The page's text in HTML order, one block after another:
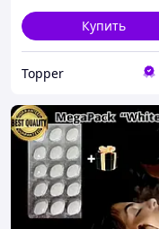
Купить
Topper